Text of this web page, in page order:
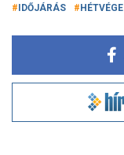
IDŐJÁRÁS HÉTVÉGE